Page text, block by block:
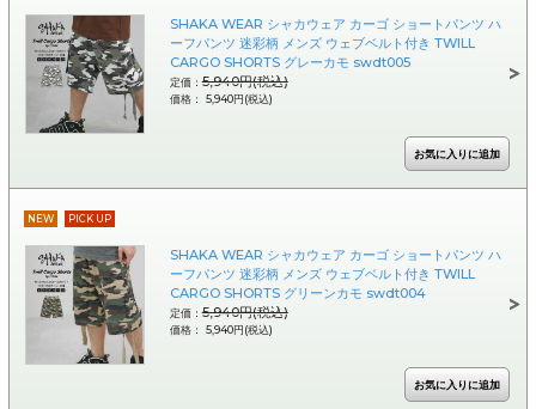
SHAKA WEAR シャカウェア カーゴ ショートパンツ ハ
ーフパンツ 迷彩柄 メンズ ウェブベルト付き TWILL
CARGO SHORTS グレーカモ swdt005
定価：5,940円(税込)
価格： 5,940円(税込)
NEW PICK UP
SHAKA WEAR シャカウェア カーゴ ショートパンツ ハ
ーフパンツ 迷彩柄 メンズ ウェブベルト付き TWILL
CARGO SHORTS グリーンカモ swdt004
定価：5,940円(税込)
価格： 5,940円(税込)